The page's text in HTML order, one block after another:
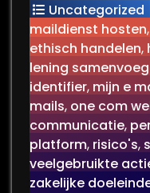
Uncategorized
maildienst hosten,
ethisch handelen,
lening
identifier, mijn e
mails, one com
communicatie,
platform, risico's,
veelgebruikte
zakelijke